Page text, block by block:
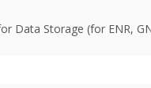
Data Storage (for ENR,